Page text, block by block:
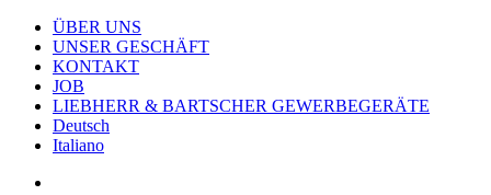
ÜBER UNS
UNSER GESCHÄFT
KONTAKT
JOB
LIEBHERR & BARTSCHER GEWERBEGERÄTE
Deutsch
Italiano